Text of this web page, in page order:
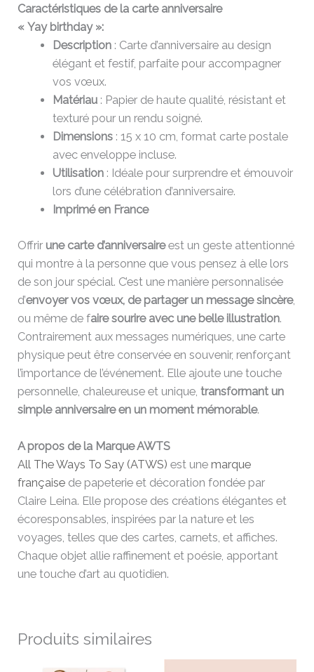
Caractéristiques de la carte anniversaire
« Yay birthday »:
Description: Carte d’anniversaire au design
élégant et festif, parfaite pour accompagner
vos vœux.
Matériau: Papier de haute qualité, résistant et
texturé pour un rendu soigné.
Dimensions: 15 x 10 cm, format carte postale
avec enveloppe incluse.
Utilisation: Idéale pour surprendre et émouvoir
lors d’une célébration d’anniversaire.
Imprimé en France
Offrir une carte d’anniversaireest un geste attentionné
qui montre à la personne que vous pensez à elle lors
de son jour spécial. C’est une manière personnalisée
d’envoyer vos vœux, de partager un message sincère,
ou même de faire sourire avec une belle illustration.
Contrairement aux messages numériques, une carte
physique peut être conservée en souvenir, renforçant
l’importance de l’événement. Elle ajoute une touche
personnelle, chaleureuse et unique,transformant un
simple anniversaire en un moment mémorable.
A propos de la Marque AWTS
All The Ways To Say (ATWS) est unemarque
française de papeterie et décoration fondée par
Claire Leina. Elle propose des créations élégantes et
écoresponsables, inspirées par la nature et les
voyages, telles que des cartes, carnets, et affiches.
Chaque objet allie raffinement et poésie, apportant
une touche d’art au quotidien.
Produits similaires